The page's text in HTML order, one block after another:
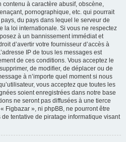
à caractère abusif, obscène,
pornographique, etc. qui pourrait
du pays dans lequel le serveur de
la loi internationale. Si vous ne respectez
à un bannissement immédiat et
d’avertir votre fournisseur d’accès à
IP de tous les messages est
de ces conditions. Vous acceptez le
de modifier, de déplacer ou de
à n’importe quel moment si nous
vous acceptez que toutes les
soient enregistrées dans notre base
ne seront pas diffusées à une tierce
Figbazar », ni phpBB, ne pourront être
tentative de piratage informatique visant